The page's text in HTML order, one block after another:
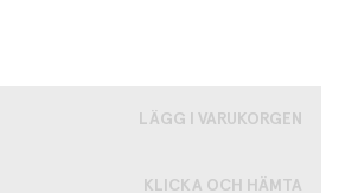
LÄGG I VARUKORGEN
KLICKA OCH HÄMTA